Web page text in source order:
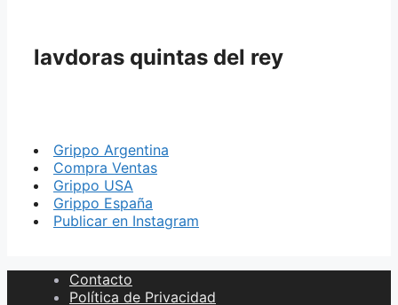
lavdoras quintas del rey
Grippo Argentina
Compra Ventas
Grippo USA
Grippo España
Publicar en Instagram
Contacto
Política de Privacidad